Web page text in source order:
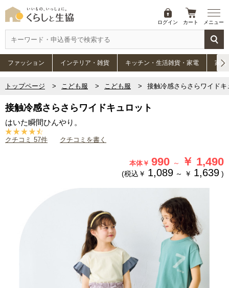
ログイン カート メニュー
ファッション インテリア・雑貨 キッチン・生活雑貨・家電 家具
トップページ こども服 こども服 接触冷感さらさらワイドキ
接触冷感さらさらワイドキュロット
はいた瞬間ひんやり。
クチコミ 57件 クチコミを書く
本体￥ 990 ～ ￥ 1,490
(税込￥ 1,089 ～ ￥ 1,639 )